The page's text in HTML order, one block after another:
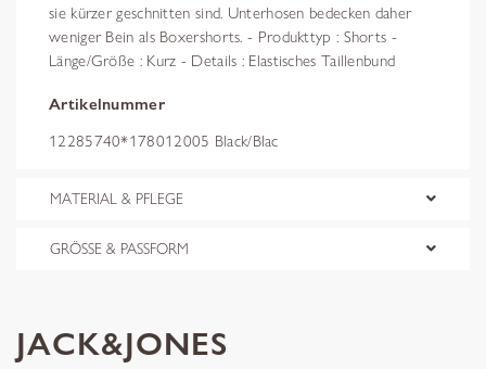
sie kürzer geschnitten sind. Unterhosen bedecken daher
weniger Bein als Boxershorts. - Produkttyp : Shorts -
Länge/Größe : Kurz - Details : Elastisches Taillenbund
Artikelnummer
12285740*178012005 Black/Blac
MATERIAL & PFLEGE
GRÖSSE & PASSFORM
JACK&JONES